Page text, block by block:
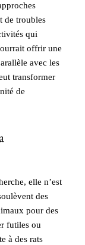
de troubles
qui
offrir une
avec les
transformer
de
elle n’est
des
pour des
futiles ou
à des rats